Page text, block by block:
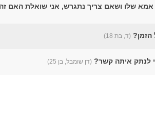
שלו ושאם צריך נתגרש, אני שואלת האם זה
הזמן? (ד, בת 18)
לנתק איתה קשר? (דן שומבל, בן 25)